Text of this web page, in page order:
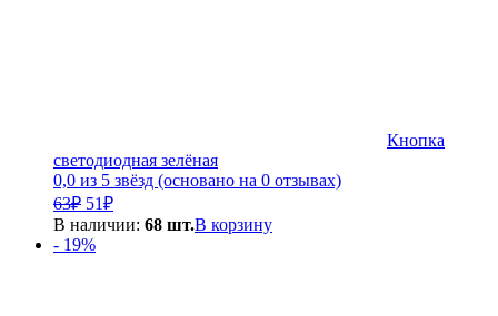
Кнопка
светодиодная зелёная
0,0 из 5 звёзд (основано на 0 отзывах)
63₽ Первоначальная
цена
составляла
51₽Текущая
цена:
В наличии: 68 шт.В корзину
- 19%